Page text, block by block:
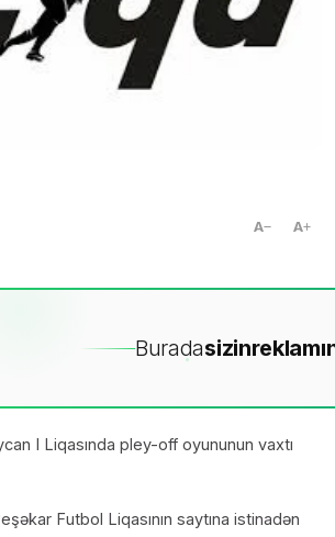
A A
Buradasizin
I Liqasında pley-off oyununun vaxtı
Futbol Liqasının saytına istinadən